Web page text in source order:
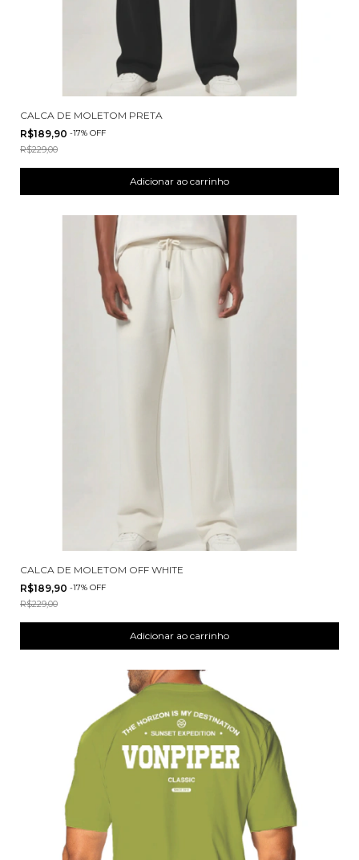
CALCA DE MOLETOM PRETA
R$189,90 -17% OFF
R$229,00
CALCA DE MOLETOM OFF WHITE
R$189,90 -17% OFF
R$229,00